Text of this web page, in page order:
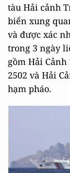
tàu Hải cảnh
biển xung
và được xác
trong 3 ngày
gồm Hải Cảnh
2502 và Hải
hạm pháo.